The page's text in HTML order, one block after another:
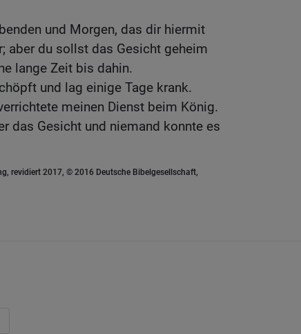
und Morgen, das dir hiermit
aber du sollst das Gesicht geheim
lange Zeit bis dahin.
und lag einige Tage krank.
meinen Dienst beim König.
das Gesicht und niemand konnte es
revidiert 2017, © 2016 Deutsche Bibelgesellschaft,